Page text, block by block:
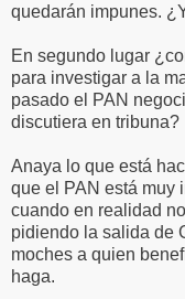
quedarán impunes.
En segundo lugar
para investigar a la
pasado el PAN
discutiera en tribuna?
Anaya lo que está
que el PAN está muy
cuando en realidad
pidiendo la salida de
moches a quien
haga.